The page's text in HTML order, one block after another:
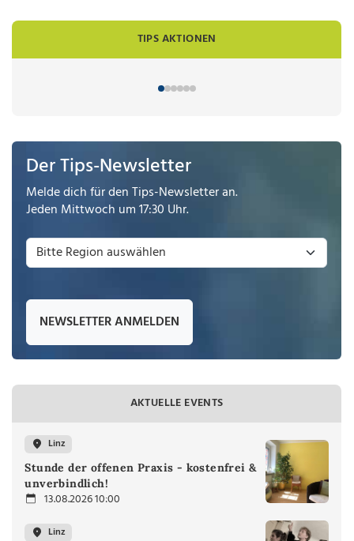
TIPS AKTIONEN
Der Tips-Newsletter
Melde dich für den Tips-Newsletter an.
Jeden Mittwoch um 17:30 Uhr.
NEWSLETTER ANMELDEN
AKTUELLE EVENTS
Linz
Stunde der offenen Praxis - kostenfrei &
unverbindlich!
13.08.2026 10:00
Linz